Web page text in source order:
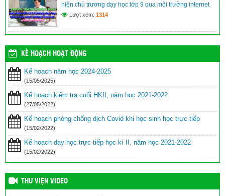
hiện chủ trương dạy học lớp 9 qua môi trường internet
Lượt xem: 1314
KẾ HOẠCH HOẠT ĐỘNG
Kế hoạch năm học 2024-2025
(15/05/2025)
Kế hoạch kiểm tra cuối HKII, năm học 2021-2022
(27/05/2022)
Kế hoạch phòng chống dịch Covid khi học sinh học trực tiếp
(15/02/2022)
Kế hoạch dạy học trực tiếp học kì II, năm học 2021-2022
(15/02/2022)
THƯ VIỆN VIDEO